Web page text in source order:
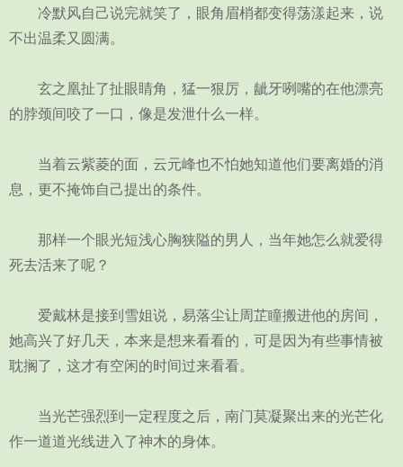
冷默风自己说完就笑了，眼角眉梢都变得荡漾起来，说
不出温柔又圆满。
玄之凰扯了扯眼睛角，猛一狠厉，龇牙咧嘴的在他漂亮
的脖颈间咬了一口，像是发泄什么一样。
当着云紫菱的面，云元峰也不怕她知道他们要离婚的消
息，更不掩饰自己提出的条件。
那样一个眼光短浅心胸狭隘的男人，当年她怎么就爱得
死去活来了呢？
爱戴林是接到雪姐说，易落尘让周芷瞳搬进他的房间，
她高兴了好几天，本来是想来看看的，可是因为有些事情被
耽搁了，这才有空闲的时间过来看看。
当光芒强烈到一定程度之后，南门莫凝聚出来的光芒化
作一道道光线进入了神木的身体。